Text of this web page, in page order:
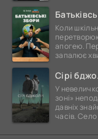
Коли
апогею.
запалює
Сірі
У
зоні»
давніх
часів. Село